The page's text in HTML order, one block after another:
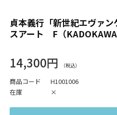
貞本義行「新世紀エヴァ
スアート F（KADOKAWA
14,300円
商品コード
H1001006
在庫
×